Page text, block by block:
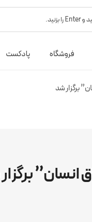
فروشگاه پادکست
برگزار شد